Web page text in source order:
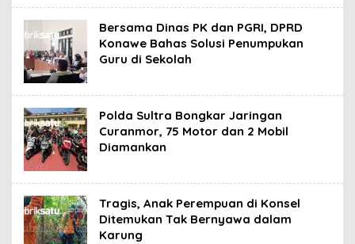
Bersama Dinas PK dan PGRI, DPRD
Konawe Bahas Solusi Penumpukan
Guru di Sekolah
Polda Sultra Bongkar Jaringan
Curanmor, 75 Motor dan 2 Mobil
Diamankan
Tragis, Anak Perempuan di Konsel
Ditemukan Tak Bernyawa dalam
Karung